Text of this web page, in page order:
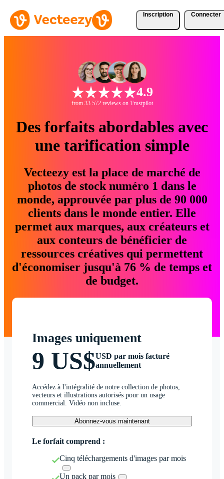
Inscription Connecter
4.9
from 33 572 reviews on Trustpilot
Des forfaits abordables avec
une tarification simple
Vecteezy est la place de marché de
photos de stock numéro 1 dans le
monde, approuvée par plus de 90 000
clients dans le monde entier. Elle
permet aux marques, aux créateurs et
aux conteurs de bénéficier de
ressources créatives qui permettent
d'économiser jusqu'à 76 % de temps et
de budget.
Images uniquement
9 US$USD par mois facturé
annuellement
Accédez à l'intégralité de notre collection de photos,
vecteurs et illustrations autorisés pour un usage
commercial. Vidéo non incluse.
Abonnez-vous maintenant
Le forfait comprend :
Cinq téléchargements d'images par mois
Un pack par mois